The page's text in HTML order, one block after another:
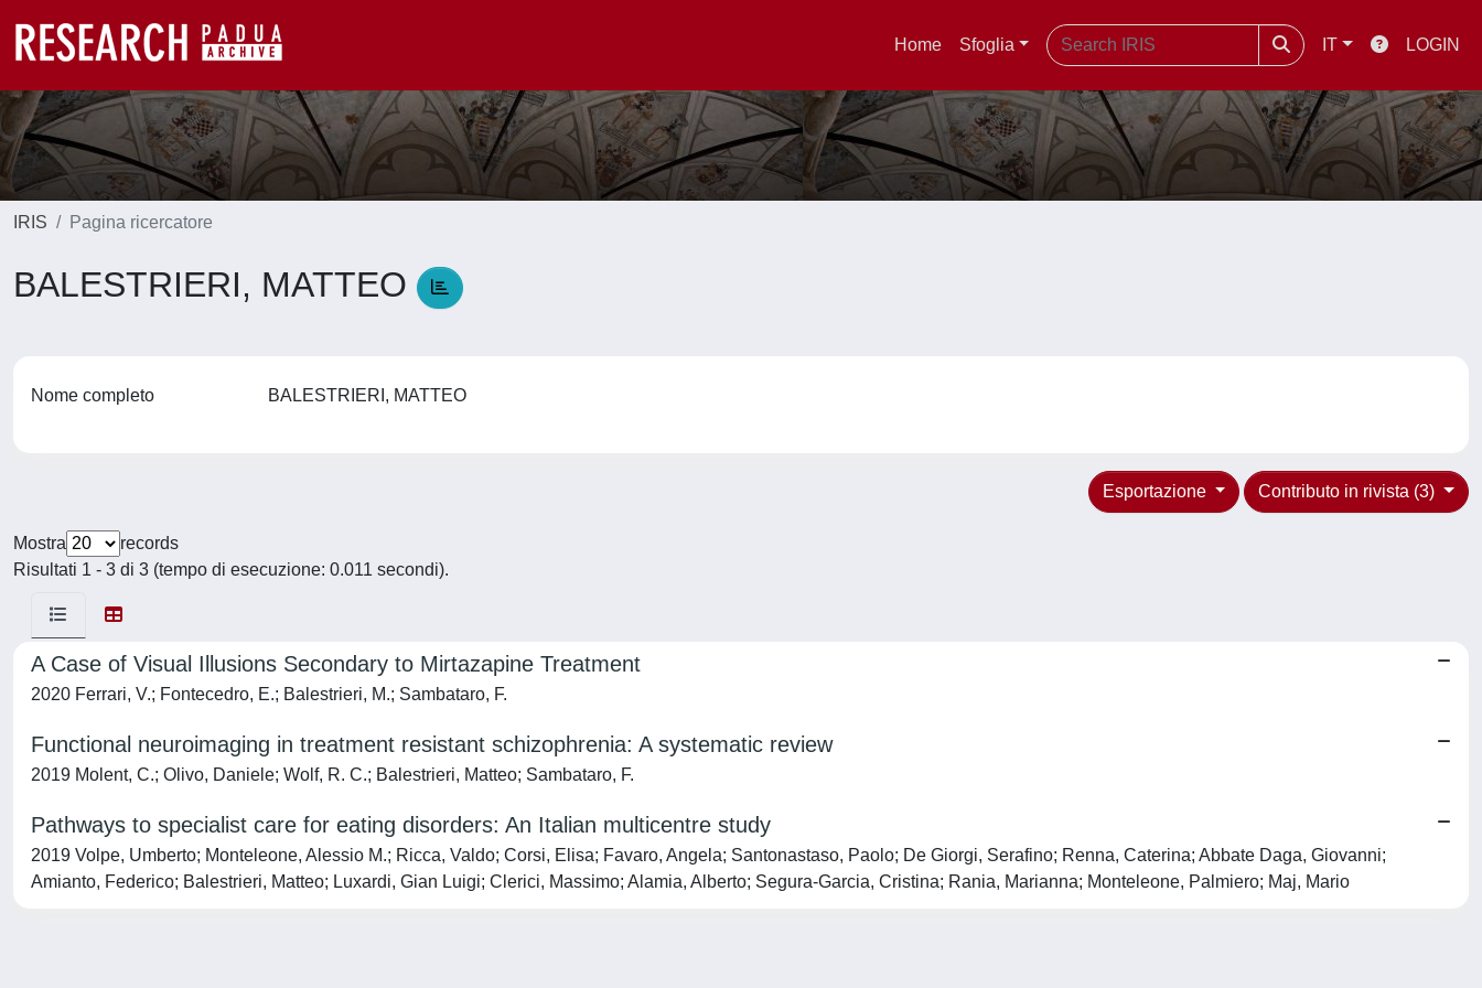
Home Sfoglia IT LOGIN
IRIS Pagina ricercatore
BALESTRIERI, MATTEO
Nome completo BALESTRIERI, MATTEO
Contributo in rivista (3)
Esportazione
Mostra
records
Risultati 1 - 3 di 3 (tempo di esecuzione: 0.011 secondi).
A Case of Visual Illusions Secondary to Mirtazapine Treatment
2020 Ferrari, V.; Fontecedro, E.; Balestrieri, M.; Sambataro, F.
Functional neuroimaging in treatment resistant schizophrenia: A systematic review
2019 Molent, C.; Olivo, Daniele; Wolf, R. C.; Balestrieri, Matteo; Sambataro, F.
Pathways to specialist care for eating disorders: An Italian multicentre study
2019 Volpe, Umberto; Monteleone, Alessio M.; Ricca, Valdo; Corsi, Elisa; Favaro, Angela; Santonastaso, Paolo; De Giorgi, Serafino; Renna, Caterina; Abbate Daga, Giovanni;
Amianto, Federico; Balestrieri, Matteo; Luxardi, Gian Luigi; Clerici, Massimo; Alamia, Alberto; Segura-Garcia, Cristina; Rania, Marianna; Monteleone, Palmiero; Maj, Mario